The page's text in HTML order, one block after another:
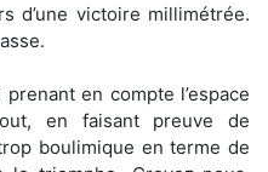
d’une victoire millimétrée.
en compte l’espace
en faisant preuve de
boulimique en terme de